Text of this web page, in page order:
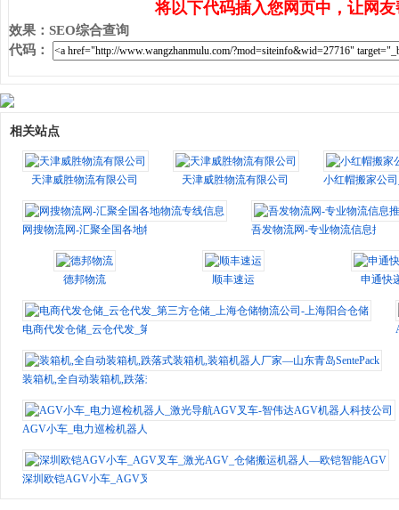
将以下代码插入您网页中，让网
效果 ： SEO综合查询
代码 ：
相关站点
天津威胜物流有限公司 天津威胜物流有限公司 小红帽搬家公
网搜物流网-汇聚全国各地物流专线信息 吾发物流网-专业物流信息推广
德邦物流 顺丰速运 申通快
电商代发仓储_云仓代发_第三方仓储_上海仓储物流公司-上海阳合仓储
装箱机,全自动装箱机,跌落式装箱机,装箱机器人厂家—山东青岛SentePack
AGV小车_电力巡检机器人_激光导航AGV叉车-智伟达AGV机器人科技公司
深圳欧铠AGV小车_AGV叉车_激光AGV_仓储搬运机器人—欧铠智能AGV